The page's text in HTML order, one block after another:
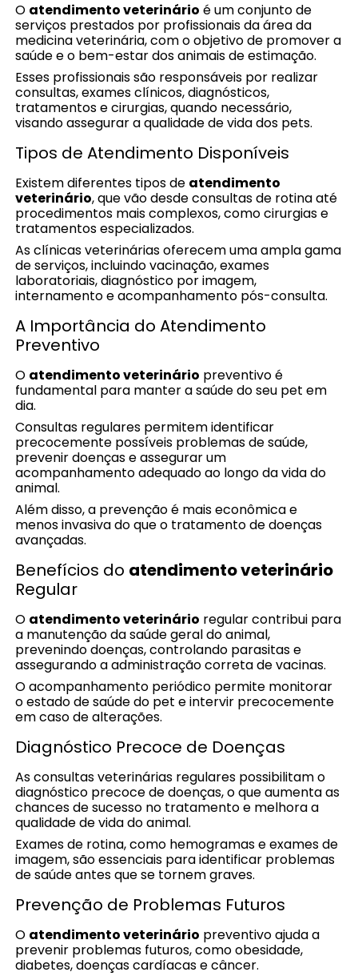
O atendimento veterinário é um conjunto de
serviços prestados por profissionais da área da
medicina veterinária, com o objetivo de promover a
saúde e o bem-estar dos animais de estimação.
Esses profissionais são responsáveis por realizar
consultas, exames clínicos, diagnósticos,
tratamentos e cirurgias, quando necessário,
visando assegurar a qualidade de vida dos pets.
Tipos de Atendimento Disponíveis
Existem diferentes tipos de atendimento
veterinário, que vão desde consultas de rotina até
procedimentos mais complexos, como cirurgias e
tratamentos especializados.
As clínicas veterinárias oferecem uma ampla gama
de serviços, incluindo vacinação, exames
laboratoriais, diagnóstico por imagem,
internamento e acompanhamento pós-consulta.
A Importância do Atendimento
Preventivo
O atendimento veterinário preventivo é
fundamental para manter a saúde do seu pet em
dia.
Consultas regulares permitem identificar
precocemente possíveis problemas de saúde,
prevenir doenças e assegurar um
acompanhamento adequado ao longo da vida do
animal.
Além disso, a prevenção é mais econômica e
menos invasiva do que o tratamento de doenças
avançadas.
Benefícios do atendimento veterinário
Regular
O atendimento veterinário regular contribui para
a manutenção da saúde geral do animal,
prevenindo doenças, controlando parasitas e
assegurando a administração correta de vacinas.
O acompanhamento periódico permite monitorar
o estado de saúde do pet e intervir precocemente
em caso de alterações.
Diagnóstico Precoce de Doenças
As consultas veterinárias regulares possibilitam o
diagnóstico precoce de doenças, o que aumenta as
chances de sucesso no tratamento e melhora a
qualidade de vida do animal.
Exames de rotina, como hemogramas e exames de
imagem, são essenciais para identificar problemas
de saúde antes que se tornem graves.
Prevenção de Problemas Futuros
O atendimento veterinário preventivo ajuda a
prevenir problemas futuros, como obesidade,
diabetes, doenças cardíacas e câncer.